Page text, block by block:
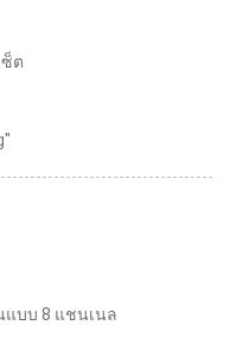
ซ็ต
แบบ 8 แชนเนล